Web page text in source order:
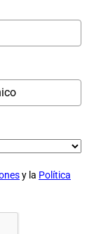
y la Política